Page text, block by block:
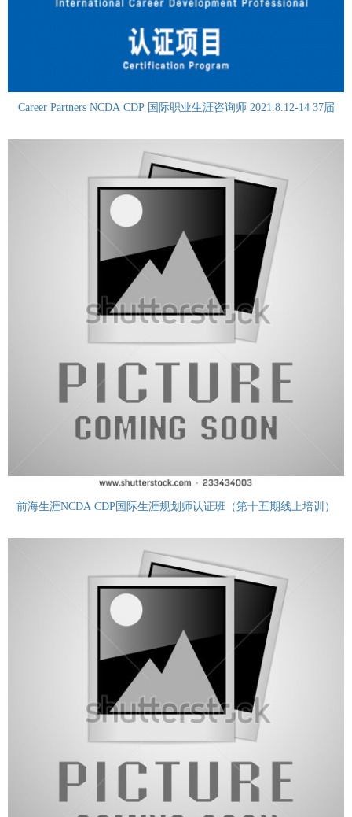
Career Partners NCDA CDP 国际职业生涯咨询师 2021.8.12-14 37届
前海生涯NCDA CDP国际生涯规划师认证班（第十五期线上培训）